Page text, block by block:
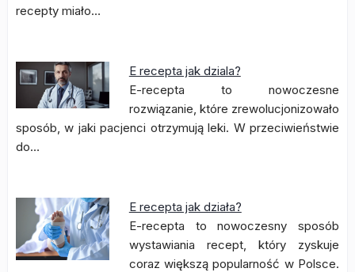
recepty miało…
E recepta jak dziala?
E-recepta to nowoczesne
rozwiązanie, które zrewolucjonizowało
sposób, w jaki pacjenci otrzymują leki. W przeciwieństwie
do…
E recepta jak działa?
E-recepta to nowoczesny sposób
wystawiania recept, który zyskuje
coraz większą popularność w Polsce.